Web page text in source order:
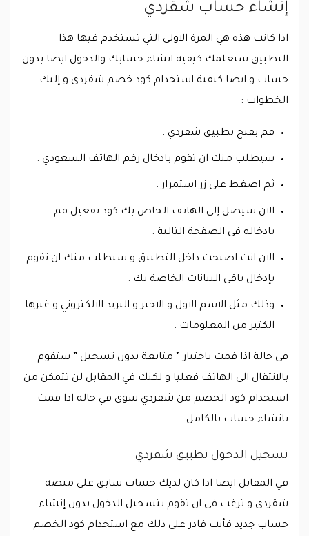
إنشاء حساب شقردي
اذا كانت هذه هي المرة الاولى التي تستخدم فيها هذا
التطبيق سنعلمك كيفية انشاء حسابك والدخول ايضا بدون
حساب و ايضا كيفية استخدام كود خصم شقردي و إليك
الخطوات :
قم بفتح تطبيق شقردي .
سيطلب منك ان تقوم بادخال رقم الهاتف السعودي .
ثم اضغط على زر استمرار .
الآن سيصل إلى الهاتف الخاص بك كود تفعيل قم
بادخاله في الصفحة التالية .
الان انت اصبحت داخل التطبيق و سيطلب منك ان تقوم
بإدخال باقي البيانات الخاصة بك .
وذلك مثل الاسم الاول و الاخير و البريد الالكتروني و غيرها
الكثير من المعلومات .
في حالة اذا قمت باختيار ” متابعة بدون تسجيل ” ستقوم
بالانتقال الى الهاتف فعليا و لكنك في المقابل لن تتمكن من
استخدام كود الخصم من شقردي سوى في حالة اذا قمت
بانشاء حساب بالكامل .
تسجيل الدخول تطبيق شقردي
في المقابل ايضا اذا كان لديك حساب سابق على منصة
شقردي و ترغب في ان تقوم بتسجيل الدخول بدون إنشاء
حساب جديد فأنت قادر على ذلك مع استخدام كود الخصم